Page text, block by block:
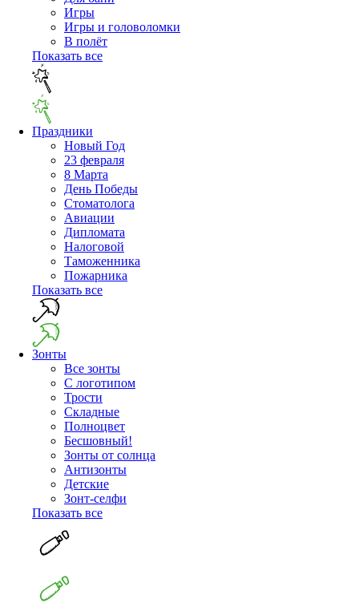
Игры
Игры и головоломки
В полёт
Показать все
Праздники
Новый Год
23 февраля
8 Марта
День Победы
Cтоматолога
Авиации
Дипломата
Налоговой
Таможенника
Пожарника
Показать все
Зонты
Все зонты
С логотипом
Трости
Складные
Полноцвет
Бесшовный!
Зонты от солнца
Антизонты
Детские
Зонт-селфи
Показать все